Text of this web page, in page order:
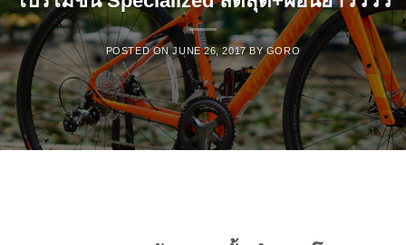
POSTED ONJUNE 26, 2017BYGORO